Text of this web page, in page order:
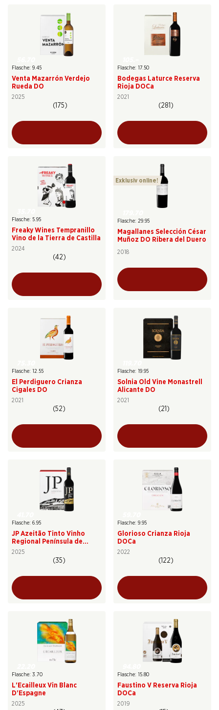
Flasche: 9.45
Venta Mazarrón Verdejo
Rueda DO
2025
(175)
Flasche: 17.50
Bodegas Laturce Reserva
Rioja DOCa
2021
(281)
Flasche: 5.95
Freaky Wines Tempranillo
Vino de la Tierra de Castilla
2024
(42)
Exklusiv online!
Flasche: 29.95
Magallanes Selección César
Muñoz DO Ribera del Duero
2018
Flasche: 12.55
El Perdiguero Crianza
Cigales DO
2021
(52)
Flasche: 19.95
Solnia Old Vine Monastrell
Alicante DO
2021
(21)
Flasche: 6.95
JP Azeitão Tinto Vinho
Regional Península de
Setúbal
2025
(35)
Flasche: 9.95
Glorioso Crianza Rioja
DOCa
2022
(122)
Flasche: 3.70
L'Ecailleux Vin Blanc
D'Espagne
2025
Flasche: 15.80
Faustino V Reserva Rioja
DOCa
2019